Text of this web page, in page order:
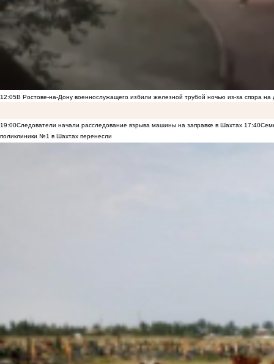
12:05В Ростове-на-Дону военнослужащего избили железной трубой ночью из-за спора на
19:00Следователи начали расследование взрыва машины на заправке в Шахтах 17:40
поликлиники №1 в Шахтах перенесли